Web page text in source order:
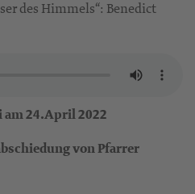
des Himmels“: Benedict
24.April 2022
von Pfarrer